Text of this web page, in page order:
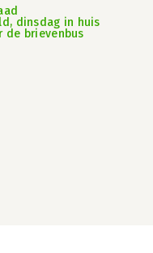
dinsdag in huis
de brievenbus